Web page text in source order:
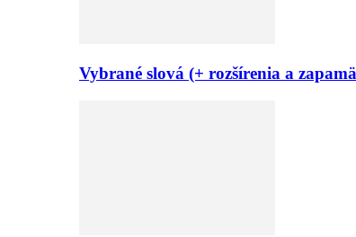
Vybrané slová (+ rozšírenia a